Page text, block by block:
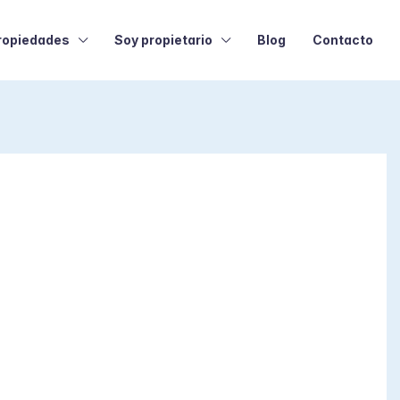
Soy propietario Blog Contacto